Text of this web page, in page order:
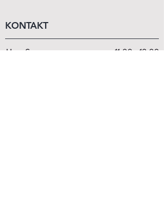
KONTAKT
Mo - Sa 11:00 - 19:00